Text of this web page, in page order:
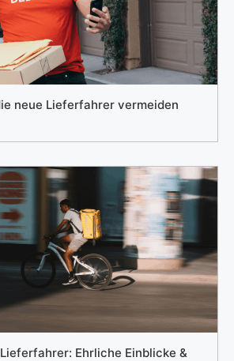
neue Lieferfahrer vermeiden
Ehrliche Einblicke &